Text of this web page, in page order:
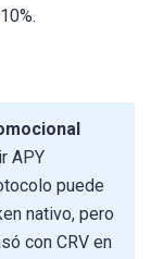
APY
puede
nativo, pero
con CRV en